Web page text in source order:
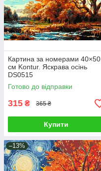
Картина за номерами 40×50
см Kontur. Яскрава осінь
DS0515
Готово до відправки
315 ₴ 365 ₴
Купити
–13%